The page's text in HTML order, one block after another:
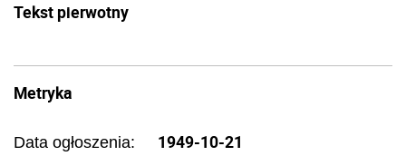
Tekst pierwotny
Metryka
Data ogłoszenia: 1949-10-21